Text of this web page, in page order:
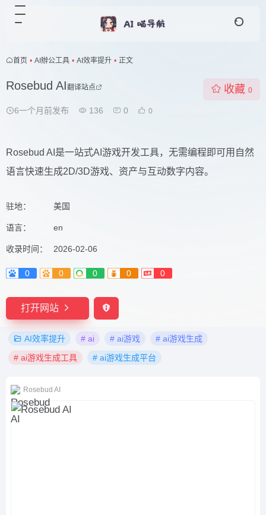
首页 • AI辦公工具 • AI效率提升 • 正文
Rosebud AI翻译站点
6一个月前发布 136 0 0
收藏 0
Rosebud AI是一站式AI游戏开发工具，无需编程即可用自然
语言快速生成2D/3D游戏、资产与互动数字内容。
驻地： 美国
语言： en
收录时间： 2026-02-06
0 0 0 0 0
打开网站
AI效率提升 # ai # ai游戏
# ai游戏生成
# ai游戏生成工具
# ai游戏生成平台
Rosebud AI